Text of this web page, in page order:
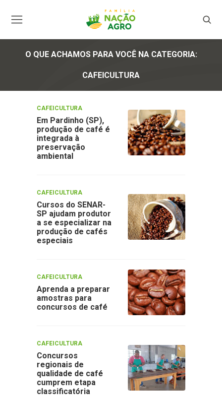
O QUE ACHAMOS PARA VOCÊ NA CATEGORIA:
CAFEICULTURA
CAFEICULTURA
Em Pardinho (SP),
produção de café é
integrada à
preservação
ambiental
CAFEICULTURA
Cursos do SENAR-
SP ajudam produtor
a se especializar na
produção de cafés
especiais
CAFEICULTURA
Aprenda a preparar
amostras para
concursos de café
CAFEICULTURA
Concursos
regionais de
qualidade de café
cumprem etapa
classificatória